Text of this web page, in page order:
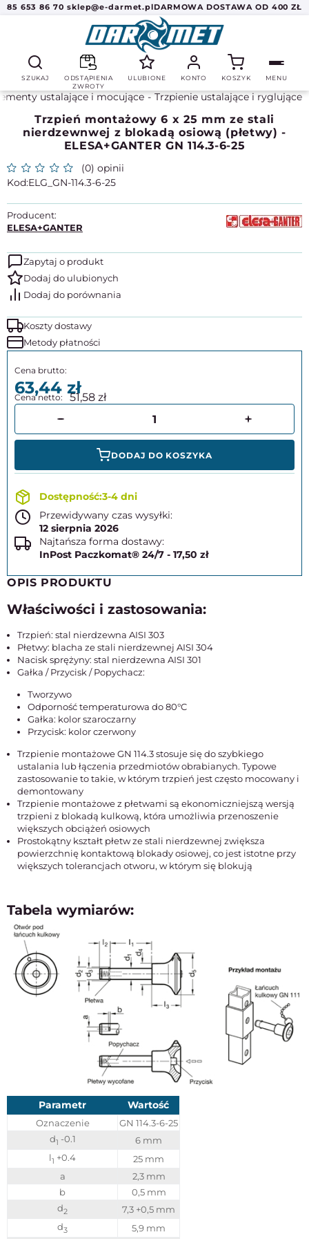
85 653 86 70 sklep@e-darmet.plDARMOWA DOSTAWA OD 400 ZŁ
SZUKAJ
ODSTĄPIENIA
ZWROTY
ULUBIONE KONTO KOSZYK MENU
ustalające i mocujące Trzpienie ustalające i ryglujące
Trzpień montażowy 6 x 25 mm ze stali
nierdzewnwej z blokadą osiową (płetwy) -
ELESA+GANTER GN 114.3-6-25
(0) opinii
ELG_GN-114.3-6-25
Producent:
ELESA+GANTER
Zapytaj o produkt
Koszty dostawy
Metody płatności
63,44 51,58
DODAJ DO KOSZYKA
3-4 dni
Przewidywany czas wysyłki:
12 sierpnia 2026
Najtańsza forma dostawy:
InPost Paczkomat® 24/7 - 17,50 zł
OPIS PRODUKTU
Właściwości i zastosowania:
Trzpień: stal nierdzewna AISI 303
Płetwy: blacha ze stali nierdzewnej AISI 304
Nacisk sprężyny: stal nierdzewna AISI 301
Gałka / Przycisk / Popychacz:
Tworzywo
Odporność temperaturowa do 80°C
Gałka: kolor szaroczarny
Przycisk: kolor czerwony
Trzpienie montażowe GN 114.3 stosuje się do szybkiego
ustalania lub łączenia przedmiotów obrabianych. Typowe
zastosowanie to takie, w którym trzpień jest często mocowany i
demontowany
Trzpienie montażowe z płetwami są ekonomiczniejszą wersją
trzpieni z blokadą kulkową, która umożliwia przenoszenie
większych obciążeń osiowych
Prostokątny kształt płetw ze stali nierdzewnej zwiększa
powierzchnię kontaktową blokady osiowej, co jest istotne przy
większych tolerancjach otworu, w którym się blokują
Tabela wymiarów:
Parametr Wartość
Oznaczenie
GN 114.3-6-25
d1 -0.1
6 mm
l1 +0.4
25 mm
a
2,3 mm
b
0,5 mm
d2
7,3 +0,5 mm
d3 5,9 mm